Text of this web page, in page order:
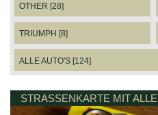
OTHER [28]
TRIUMPH [8]
ALLE AUTO'S [124]
STRASSENKARTE MIT